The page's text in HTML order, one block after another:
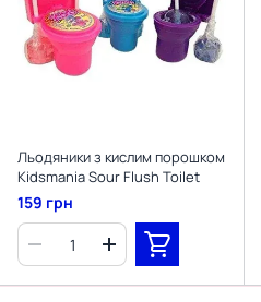
Льодяники з кислим порошком
Kidsmania Sour Flush Toilet
159 грн